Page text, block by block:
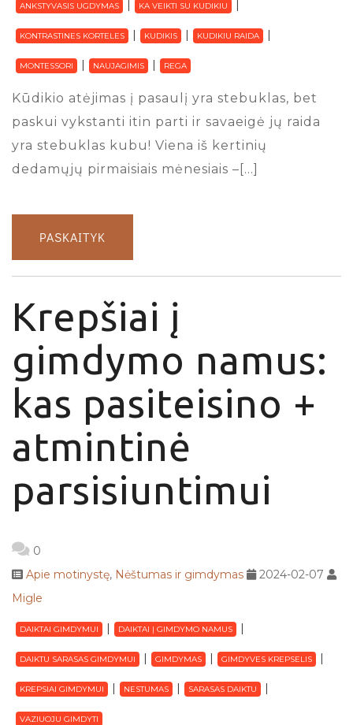
ANKSTYVASIS UGDYMAS KA VEIKTI SU KUDIKIU
KONTRASTINES KORTELES KUDIKIS KUDIKIU RAIDA
MONTESSORI NAUJAGIMIS REGA
Kūdikio atėjimas į pasaulį yra stebuklas, bet
paskui vykstanti itin parti ir savaeigė jų raida
yra stebuklas kubu! Viena iš kertinių
dedamųjų pirmaisiais mėnesiais –[…]
PASKAITYK
Krepšiai į
gimdymo namus:
kas pasiteisino +
atmintinė
parsisiuntimui
0
Apie motinystę, Nėštumas ir gimdymas
2024-02-07
Migle
DAIKTAI GIMDYMUI DAIKTAI Į GIMDYMO NAMUS
DAIKTU SARASAS GIMDYMUI GIMDYMAS GIMDYVES KREPSELIS
KREPSIAI GIMDYMUI NESTUMAS SARASAS DAIKTU
VAZIUOJU GIMDYTI